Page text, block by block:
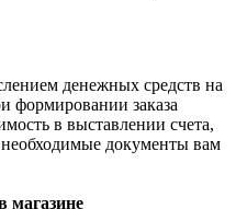
денежных средств на
формировании заказа
в выставлении счета,
документы вам
магазине